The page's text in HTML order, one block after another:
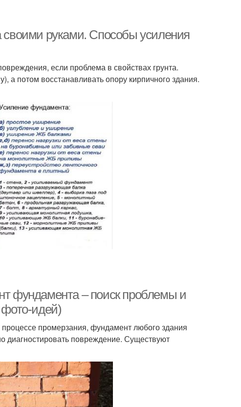
своими руками. Способы усиления
если проблема в свойствах грунта.
а потом восстанавливать опору кирпичного здания.
фундамента – поиск проблемы и
фото-идей)
промерзания, фундамент любого здания
диагностировать повреждение. Существуют